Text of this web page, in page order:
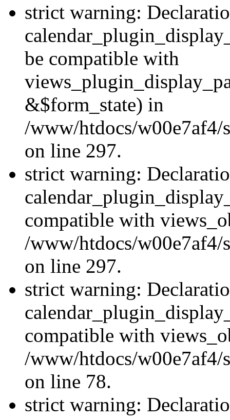
strict warning:
be compatible with
&$form_state) in
/www/htdocs/w00e7af4/
on line 297.
strict warning:
compatible with
/www/htdocs/w00e7af4/
on line 297.
strict warning:
compatible with
/www/htdocs/w00e7af4/
on line 78.
strict warning: